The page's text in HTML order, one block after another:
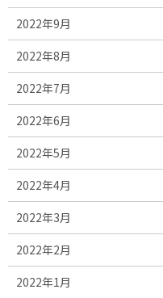
2022年9月
2022年8月
2022年7月
2022年6月
2022年5月
2022年4月
2022年3月
2022年2月
2022年1月